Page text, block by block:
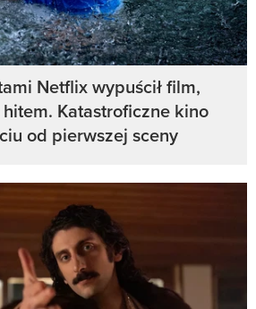
Netflix wypuścił film,
Katastroficzne kino
od pierwszej sceny